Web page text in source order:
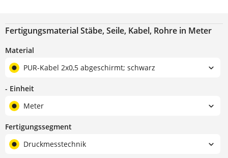
Fertigungsmaterial Stäbe, Seile, Kabel, Rohre in Meter
Material
PUR-Kabel 2x0,5 abgeschirmt; schwarz
- Einheit
Meter
Fertigungssegment
Druckmesstechnik